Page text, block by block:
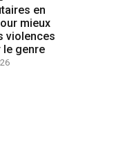
en
mieux
violences
le genre